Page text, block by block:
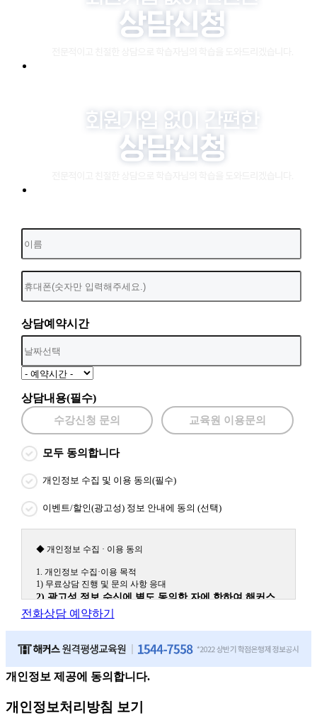
상담예약시간
상담내용(필수)
수강신청 문의 교육원 이용문의
모두 동의합니다
개인정보 수집 및 이용 동의(필수)
이벤트/할인(광고성) 정보 안내에 동의 (선택)
◆ 개인정보 수집 · 이용 동의
1. 개인정보 수집·이용 목적
1) 무료상담 진행 및 문의 사항 응대
2) 광고성 정보 수신에 별도 동의한 자에 한하여 해커스
원격평생교육원을 비롯한 해커스 교육그룹의 새로운 서
(해커스교육그룹: 해커스인강, 해커스프랩, 해커스톡, 해커스중국
원, 해커스경찰, 해커스소방, 해커스공인중개사, 해커스주택관리
2. 개인정보 수집·이용 항목: 이름, 휴대폰번호
전화상담 예약하기
개인정보 제공에 동의합니다.
개인정보처리방침 보기